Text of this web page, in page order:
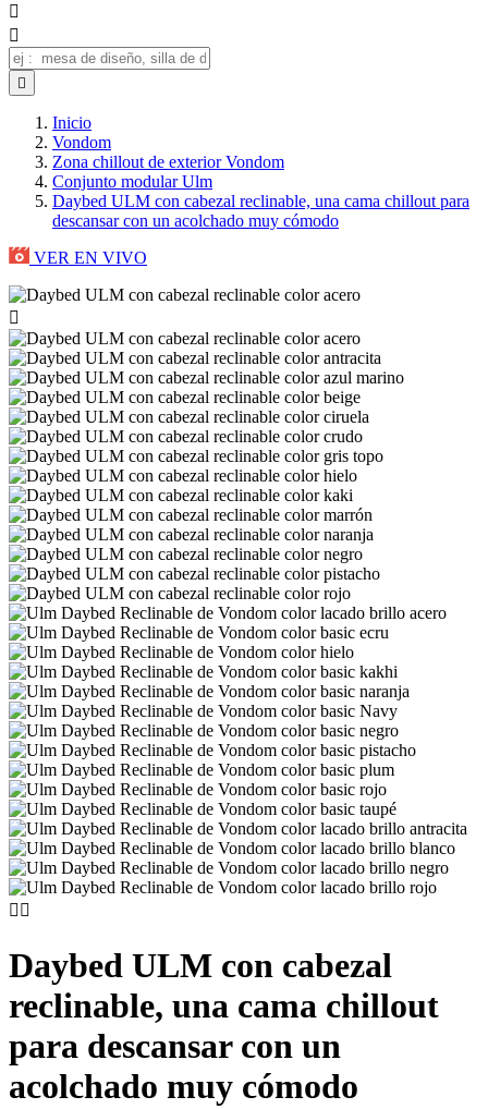



Inicio
Vondom
Zona chillout de exterior Vondom
Conjunto modular Ulm
Daybed ULM con cabezal reclinable, una cama chillout para
descansar con un acolchado muy cómodo
VER EN VIVO

 
Daybed ULM con cabezal
reclinable, una cama chillout
para descansar con un
acolchado muy cómodo